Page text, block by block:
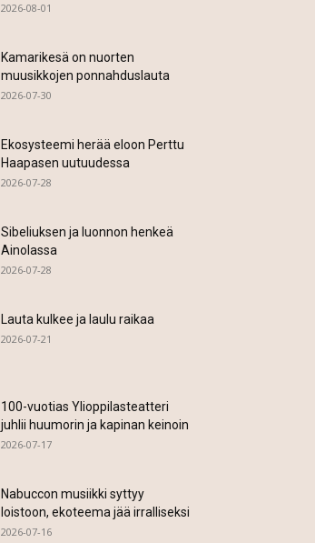
2026-08-01
Kamarikesä on nuorten
muusikkojen ponnahduslauta
2026-07-30
Ekosysteemi herää eloon Perttu
Haapasen uutuudessa
2026-07-28
Sibeliuksen ja luonnon henkeä
Ainolassa
2026-07-28
Lauta kulkee ja laulu raikaa
2026-07-21
100-vuotias Ylioppilasteatteri
juhlii huumorin ja kapinan keinoin
2026-07-17
Nabuccon musiikki syttyy
loistoon, ekoteema jää irralliseksi
2026-07-16